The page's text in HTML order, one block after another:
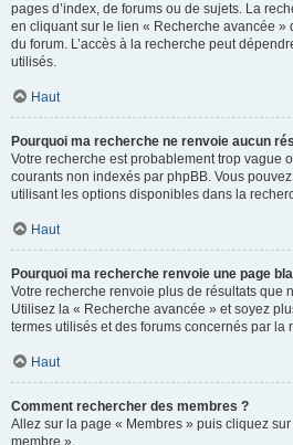
pages d’index, de forums ou de sujets. La
en cliquant sur le lien « Recherche avancée »
du forum. L’accès à la recherche peut
utilisés.
Haut
Pourquoi ma recherche ne renvoie aucun
Votre recherche est probablement trop vague
courants non indexés par phpBB. Vous
utilisant les options disponibles dans la
Haut
Pourquoi ma recherche renvoie une page
Votre recherche renvoie plus de résultats que
Utilisez la « Recherche avancée » et soyez
termes utilisés et des forums concernés par la
Haut
Comment rechercher des membres ?
Allez sur la page « Membres » puis cliquez
membre ».